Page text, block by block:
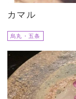
カマル
烏丸・五条